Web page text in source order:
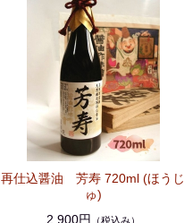
再仕込醤油 芳寿 720ml (ほうじ
ゅ)
2,900円
（税込み）